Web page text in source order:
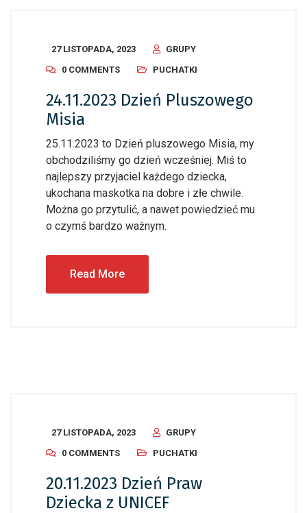
27 LISTOPADA, 2023
GRUPY
0 COMMENTS
PUCHATKI
24.11.2023 Dzień Pluszowego
Misia
25.11.2023 to Dzień pluszowego Misia, my
obchodziliśmy go dzień wcześniej. Miś to
najlepszy przyjaciel każdego dziecka,
ukochana maskotka na dobre i złe chwile.
Można go przytulić, a nawet powiedzieć mu
o czymś bardzo ważnym.
Read More
27 LISTOPADA, 2023
GRUPY
0 COMMENTS
PUCHATKI
20.11.2023 Dzień Praw
Dziecka z UNICEF